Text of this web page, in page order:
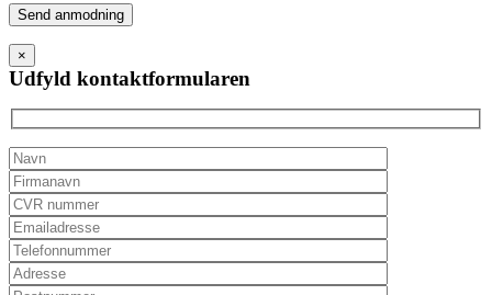
Please
leave
this
field
empty.
×
Udfyld kontaktformularen